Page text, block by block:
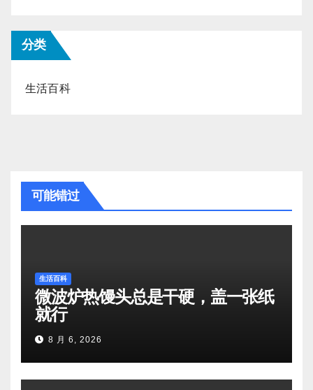
分类
生活百科
可能错过
生活百科
微波炉热馒头总是干硬，盖一张纸
就行
8 月 6, 2026